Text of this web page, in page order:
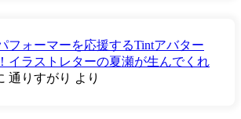
フォーマーを応援するTintアバター
イラストレターの夏瀬が生んでくれ
通りすがり より